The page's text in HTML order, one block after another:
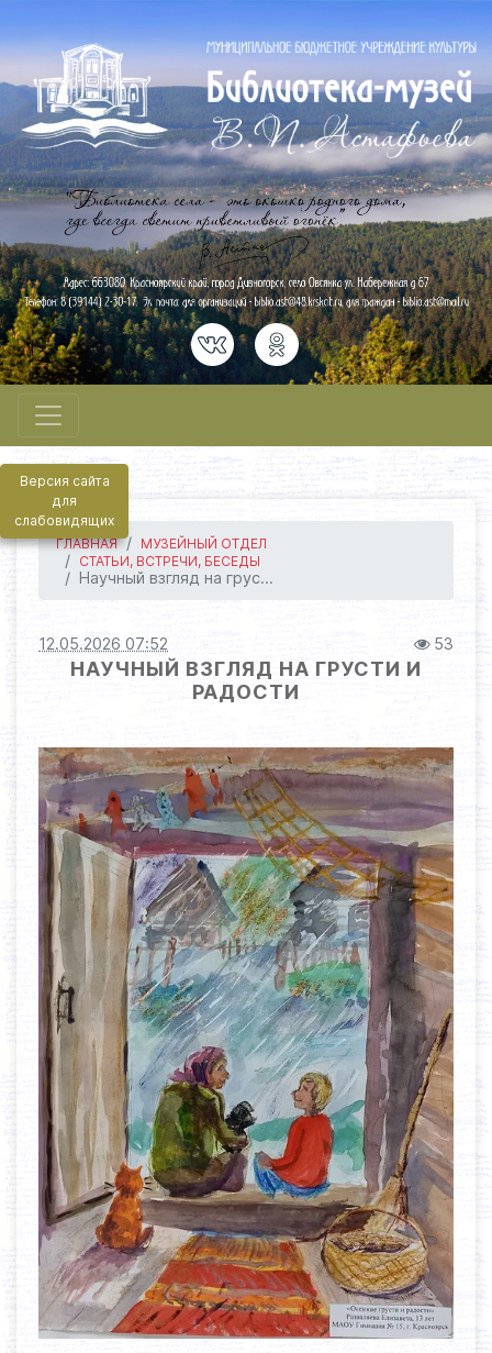
Версия сайта
для
слабовидящих
ГЛАВНАЯ
МУЗЕЙНЫЙ ОТДЕЛ
СТАТЬИ, ВСТРЕЧИ, БЕСЕДЫ
Научный взгляд на грус...
12.05.2026 07:52 53
НАУЧНЫЙ ВЗГЛЯД НА ГРУСТИ И
РАДОСТИ